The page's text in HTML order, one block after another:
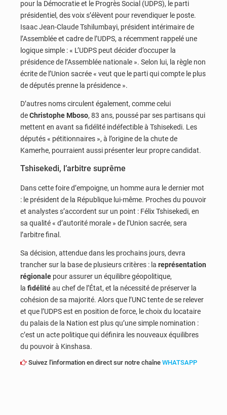
pour la Démocratie et le Progrès Social (UDPS), le parti
présidentiel, des voix s’élèvent pour revendiquer le poste.
Isaac Jean-Claude Tshilumbayi, président intérimaire de
l’Assemblée et cadre de l’UDPS, a récemment rappelé une
logique simple : « L’UDPS peut décider d’occuper la
présidence de l’Assemblée nationale ». Selon lui, la règle non
écrite de l’Union sacrée « veut que le parti qui compte le plus
de députés prenne la présidence ».
D’autres noms circulent également, comme celui
deChristophe Mboso, 83 ans, poussé par ses partisans qui
mettent en avant sa fidélité indéfectible à Tshisekedi. Les
députés « pétitionnaires », à l’origine de la chute de
Kamerhe, pourraient aussi présenter leur propre candidat.
Tshisekedi, l’arbitre suprême
Dans cette foire d’empoigne, un homme aura le dernier mot
: le président de la République lui-même. Proches du pouvoir
et analystes s’accordent sur un point : Félix Tshisekedi, en
sa qualité « d’autorité morale » de l’Union sacrée, sera
l’arbitre final.
Sa décision, attendue dans les prochains jours, devra
trancher sur la base de plusieurs critères : la représentation
régionale pour assurer un équilibre géopolitique,
la fidélitéau chef de l’État, et la nécessité de préserver la
cohésion de sa majorité. Alors que l’UNC tente de se relever
et que l’UDPS est en position de force, le choix du locataire
du palais de la Nation est plus qu’une simple nomination :
c’est un acte politique qui définira les nouveaux équilibres
du pouvoir à Kinshasa.
Suivez l'information en direct sur notre chaîne WHATSAPP